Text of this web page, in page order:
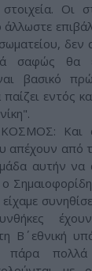
στοιχεία. Οι
δεν
σαφώς θα
βασικό
εντός
Και
απέχουν από
αυτήν να
ο
Β΄ εθνική
πάρα